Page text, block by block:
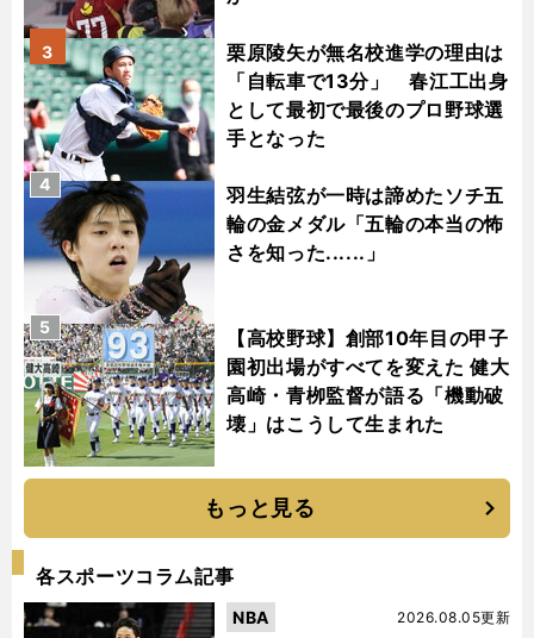
栗原陵矢が無名校進学の理由は
「自転車で13分」 春江工出身
として最初で最後のプロ野球選
手となった
3
羽生結弦が一時は諦めたソチ五
輪の金メダル「五輪の本当の怖
さを知った......」
4
【高校野球】創部10年目の甲子
園初出場がすべてを変えた 健大
高崎・青栁監督が語る「機動破
壊」はこうして生まれた
5
もっと見る
各スポーツコラム記事
2026.08.05更新
NBA